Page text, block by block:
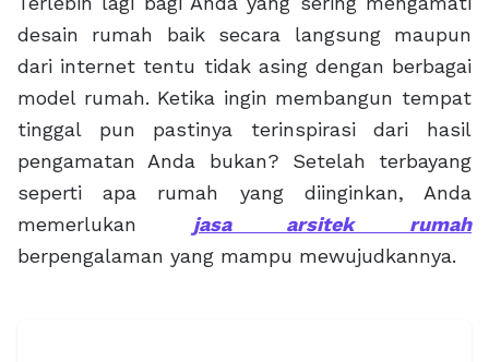
desain rumah baik secara langsung maupun
dari internet tentu tidak asing dengan berbagai
model rumah. Ketika ingin membangun tempat
tinggal pun pastinya terinspirasi dari hasil
pengamatan Anda bukan? Setelah terbayang
seperti apa rumah yang diinginkan, Anda
memerlukan jasa arsitek rumah
berpengalaman yang mampu mewujudkannya.